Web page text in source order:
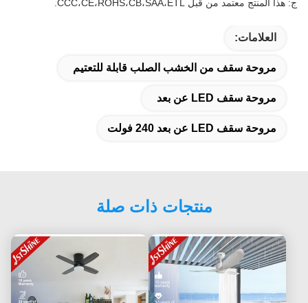
ج: هذا المنتج معتمد من قبل CCC،CE،ROHS،CB،SAA،ETL.
العلامات:
مروحة سقف من الخشب الصلب قابلة للتعتيم
مروحة سقف LED عن بعد
مروحة سقف LED عن بعد 240 فولت
منتجات ذات صلة